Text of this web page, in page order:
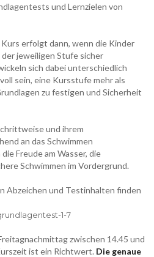
und Lernzielen von
erfolgt dann, wenn die Kinder
jeweiligen Stufe sicher
sich dabei unterschiedlich
sein, eine Kursstufe mehr als
zu festigen und Sicherheit
und ihrem
an das Schwimmen
Freude am Wasser, die
Schwimmen im Vordergrund.
Abzeichen und Testinhalten finden
1-7
zwischen 14.45 und
ist ein Richtwert. Die genaue